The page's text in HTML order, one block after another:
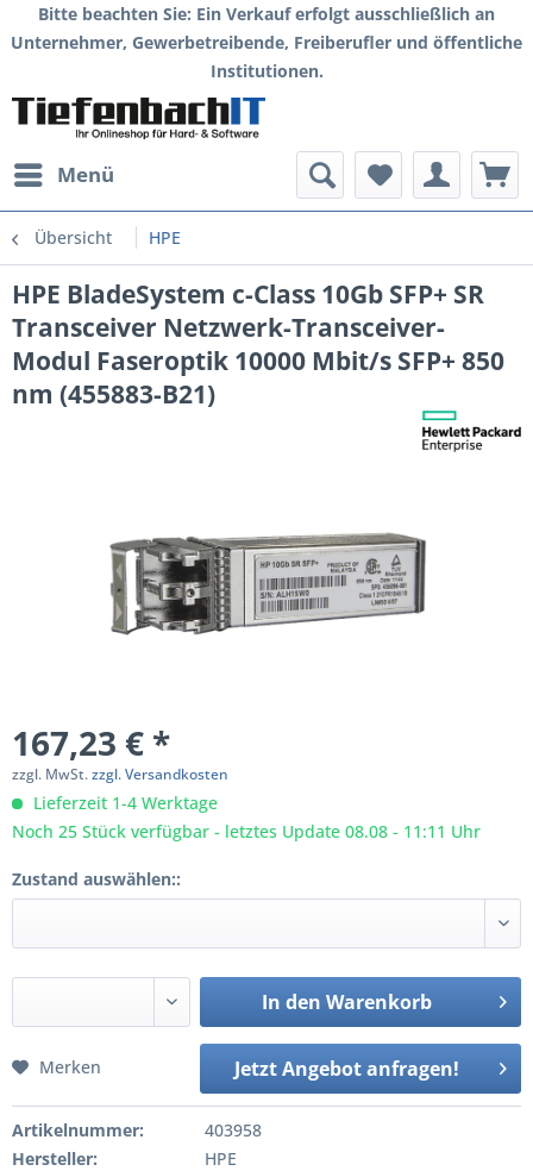
Bitte beachten Sie: Ein Verkauf erfolgt ausschließlich an
Unternehmer, Gewerbetreibende, Freiberufler und öffentliche
Institutionen.
Menü
Übersicht HPE
HPE BladeSystem c-Class 10Gb SFP+ SR
Transceiver Netzwerk-Transceiver-
Modul Faseroptik 10000 Mbit/s SFP+ 850
nm (455883-B21)
167,23 € *
zzgl. MwSt.zzgl. Versandkosten
Lieferzeit 1-4 Werktage
Noch 25 Stück verfügbar - letztes Update 08.08 - 11:11 Uhr
Zustand auswählen::
In den Warenkorb
Jetzt Angebot anfragen!
Merken
Artikelnummer:
403958
Hersteller:
HPE